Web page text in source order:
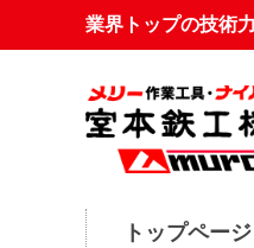
業界トップの技術
トップページ